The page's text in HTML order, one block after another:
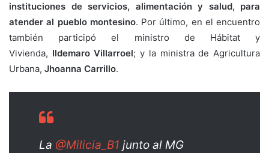
instituciones de servicios, alimentación y salud, para
atender al pueblo montesino. Por último, en el encuentro
también participó el ministro de Hábitat y
Vivienda, Ildemaro Villarroel; y la ministra de Agricultura
Urbana, Jhoanna Carrillo.
La @Milicia_B1 junto al MG